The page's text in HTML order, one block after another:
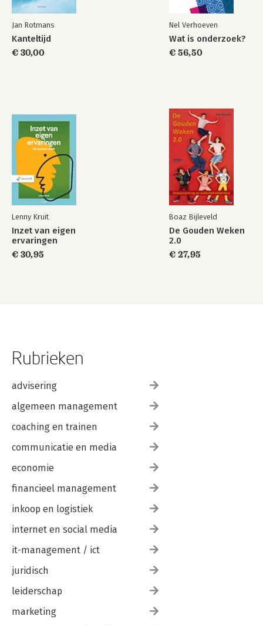
Jan Rotmans
Kanteltijd
€ 30,00
Nel Verhoeven
Wat is onderzoek?
€ 56,50
Lenny Kruit
Inzet van eigen
ervaringen
€ 30,95
Boaz Bijleveld
De Gouden Weken
2.0
€ 27,95
Rubrieken
advisering
algemeen management
coaching en trainen
communicatie en media
economie
financieel management
inkoop en logistiek
internet en social media
it-management / ict
juridisch
leiderschap
marketing